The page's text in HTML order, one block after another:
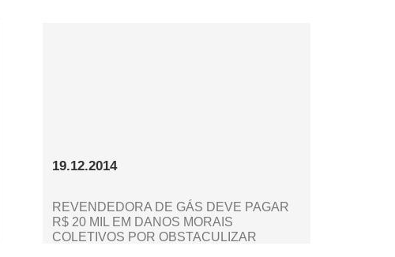
19.12.2014
REVENDEDORA DE GÁS DEVE PAGAR
R$ 20 MIL EM DANOS MORAIS
COLETIVOS POR OBSTACULIZAR